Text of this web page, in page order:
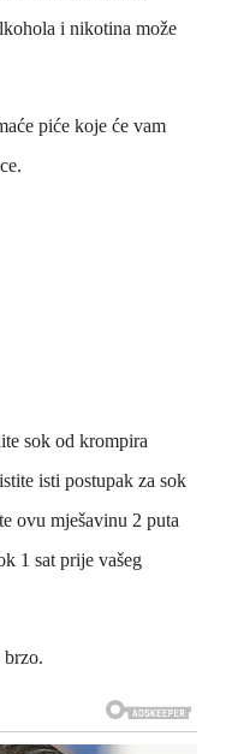
i nikotina može
piće koje će vam
sok od krompira
isti postupak za sok
ovu mješavinu 2 puta
1 sat prije vašeg
brzo.